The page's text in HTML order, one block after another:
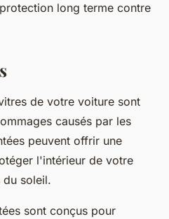
long terme contre
de votre voiture sont
causés par les
peuvent offrir une
l'intérieur de votre
soleil.
sont conçus pour